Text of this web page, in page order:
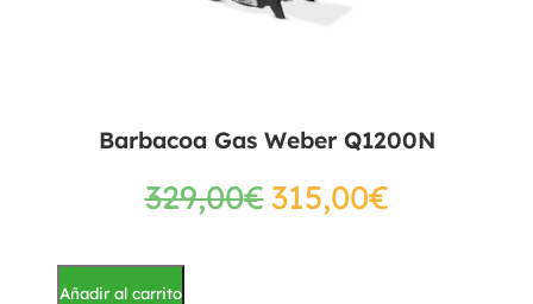
Barbacoa Gas Weber Q1200N
329,00€315,00€
Añadir al carrito